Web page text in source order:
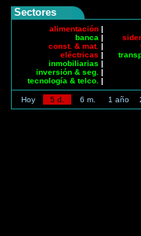
Sectores
alimentación |
banca |
const. & mat. |
eléctricas |
inmobiliarias |
inversión & seg. |
tecnología & telco. |
Hoy 5 d. 6 m. 1 año